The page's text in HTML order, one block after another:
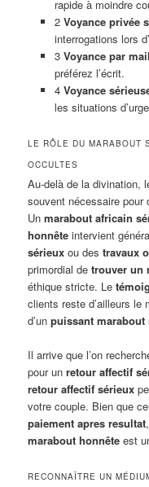
rapide à moindre
2 Voyance privée
interrogations lors
3 Voyance par
préférez l’écrit.
4 Voyance
les situations
LE RÔLE DU MARABOUT
OCCULTES
Au-delà de la divination,
souvent nécessaire pour
Unmarabout africain
honnête intervient
sérieux ou destravaux
primordial detrouver un
éthique stricte. Le
clients reste d’ailleurs le
d’unpuissant marabout
Il arrive que l’on
pour unretour affectif
retour affectif sérieux
votre couple. Bien que
paiement apres resultat
marabout honnête est
RECONNAÎTRE UN